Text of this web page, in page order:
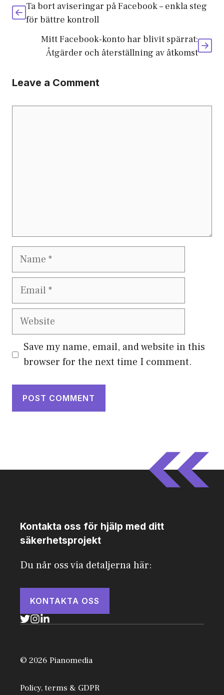
Ta bort aviseringar på Facebook – enkla steg
för bättre kontroll
Mitt Facebook-konto har blivit spärrat:
Åtgärder och återställning av åtkomst
Leave a Comment
Name
Email
Website
Save my name, email, and website in this
browser for the next time I comment.
Kontakta oss för hjälp med ditt
säkerhetsprojekt
Du når oss via detaljerna här:
KONTAKTA OSS
© 2026 Pianomedia
Policy, terms & GDPR